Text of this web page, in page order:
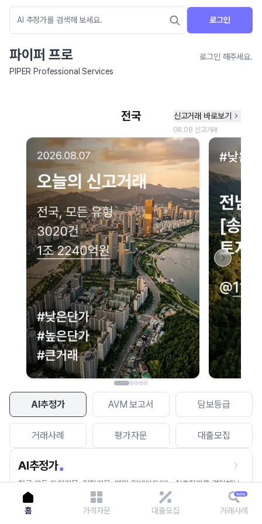
로그인
파이퍼 프로
로그인 해주세요.
PIPER Professional Services
AI추정가 AVM 보고서 담보등급
거래사례 평가자문 대출모집
AI추정가
전국 모든 토지건물, 집합건물, 매월 업데이트되는 AI추정가를 경험해보
세요.
네이버 지도 연결 안내
현재 네이버 지도 연결이 원활하지 않아 지도를 불러올 수 없습니다.
이용에 불편을 드려 죄송합니다.
다시 시도
홈 가격자문 대출모집 거래사례